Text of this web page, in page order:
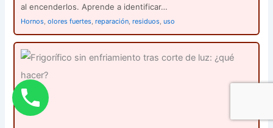
al encenderlos. Aprende a identificar…
Hornos,olores fuertes,reparación,residuos,uso